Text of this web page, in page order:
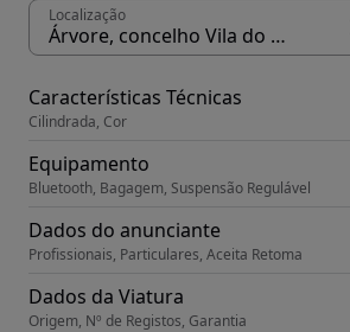
Localização
Árvore, concelho Vila do Conde
Características Técnicas
Cilindrada, Cor
Equipamento
Bluetooth, Bagagem, Suspensão Regulável
Dados do anunciante
Profissionais, Particulares, Aceita Retoma
Dados da Viatura
Origem, Nº de Registos, Garantia